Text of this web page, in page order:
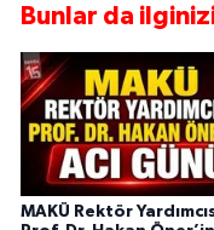
Bunlar da
MAKÜ Rektör